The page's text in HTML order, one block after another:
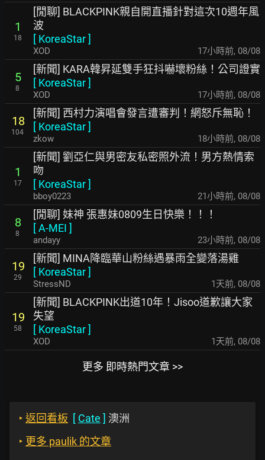
1
18
[閒聊] BLACKPINK親自開直播針對這次10週年風
波
[ KoreaStar]
XOD 17小時前, 08/08
5
8
[新聞] KARA韓昇延雙手狂抖嚇壞粉絲！公司證實
[ KoreaStar]
XOD 17小時前, 08/08
18
104
[新聞] 西村力演唱會發言遭審判！網怒斥無恥！
[ KoreaStar]
zkow 18小時前, 08/08
1
17
[新聞] 劉亞仁與男密友私密照外流！男方熱情索
吻
[ KoreaStar]
bboy0223 21小時前, 08/08
8
8
[閒聊] 妹神 張惠妹0809生日快樂！！！
[A-MEI ]
andayy 23小時前, 08/08
19
29
[新聞] MINA降臨華山粉絲遇暴雨全變落湯雞
[ KoreaStar]
StressND 1天前, 08/08
19
58
[新聞] BLACKPINK出道10年！Jisoo道歉讓大家
失望
[ KoreaStar]
XOD 1天前, 08/08
更多 即時熱門文章 >>
‣ 返回看板 [ Cate ] 澳洲
‣ 更多 paulik 的文章